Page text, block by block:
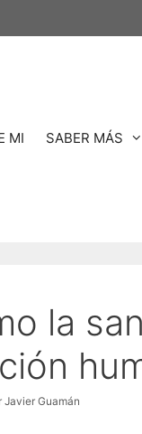
MI SABER MÁS
la
Javier Guamán